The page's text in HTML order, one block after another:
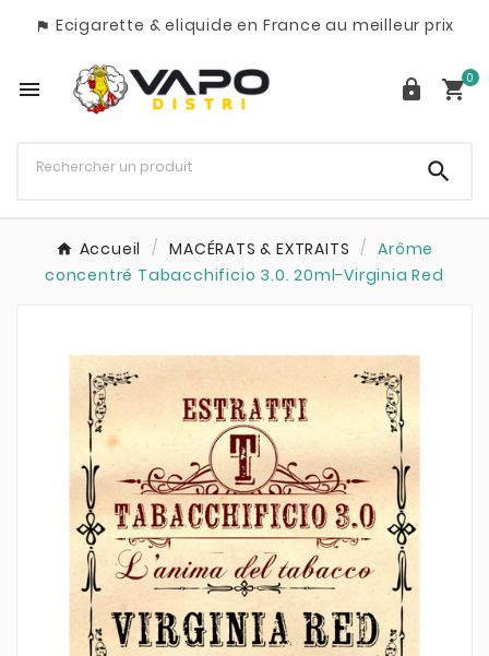
 Ecigarette & eliquide en France au meilleur prix
  0

Accueil MACÉRATS & EXTRAITS
Arôme
concentré Tabacchificio 3.0. 20ml-Virginia Red